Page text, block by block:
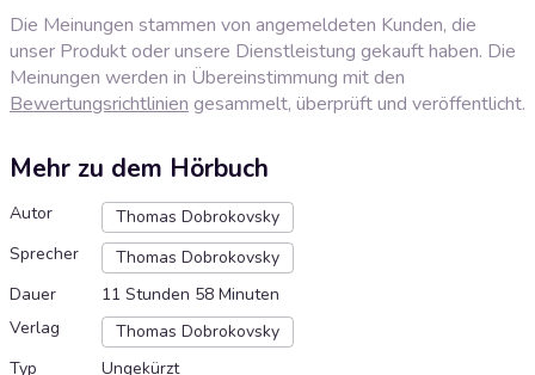
Die Meinungen stammen von angemeldeten Kunden, die
unser Produkt oder unsere Dienstleistung gekauft haben. Die
Meinungen werden in Übereinstimmung mit den
Bewertungsrichtlinien gesammelt, überprüft und veröffentlicht.
Mehr zu dem Hörbuch
Autor
Thomas Dobrokovsky
Sprecher
Thomas Dobrokovsky
Dauer
11 Stunden 58 Minuten
Verlag
Thomas Dobrokovsky
Typ
Ungekürzt